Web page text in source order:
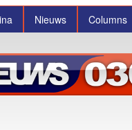
Nieuws Columns